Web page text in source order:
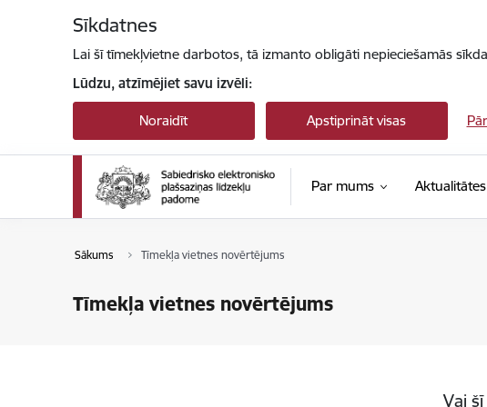
Sīkdatnes
Lai šī tīmekļvietne darbotos, tā izmanto obligāti nepieciešamās
Lūdzu, atzīmējiet savu izvēli:
Noraidīt Apstiprināt visas
Par mums Aktualitātes
Sākums Tīmekļa vietnes novērtējums
Tīmekļa vietnes novērtējums
Vai